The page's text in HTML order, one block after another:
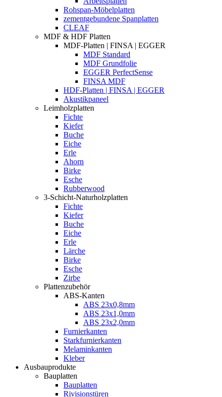
Rohspan-Möbelplatten
zementgebundene Spanplatten
CLEAF
MDF & HDF Platten
MDF-Platten | FINSA | EGGER
MDF Standard
MDF Grundfolie
EGGER PerfectSense
FINSA MDF
HDF-Platten | FINSA | EGGER
Akustikpaneel
Leimholzplatten
Fichte
Kiefer
Buche
Eiche
Erle
Ahorn
Birke
Esche
Rubberwood
3-Schicht-Naturholzplatten
Fichte
Kiefer
Buche
Eiche
Erle
Lärche
Birke
Esche
Zirbe
Plattenzubehör
ABS-Kanten
ABS 23x0,8mm
ABS 23x1,0mm
ABS 23x2,0mm
Furnierkanten
Starkfurnierkanten
Melaminkanten
Kleber
Ausbauprodukte
Bauplatten
Bauplatten
Rivisionstüren